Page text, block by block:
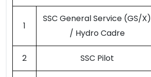
1
SSC General Service (GS/X)
/ Hydro Cadre
2 SSC Pilot